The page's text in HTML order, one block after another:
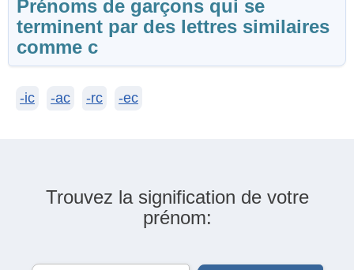
Prénoms de garçons qui se
terminent par des lettres similaires
comme c
-ic -ac -rc -ec
Trouvez la signification de votre
prénom: